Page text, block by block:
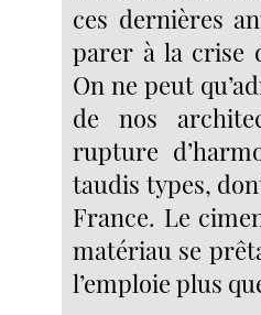
ces dernières
parer à la crise
On ne peut
de nos
rupture
taudis types,
France. Le
matériau se
l’emploie plus